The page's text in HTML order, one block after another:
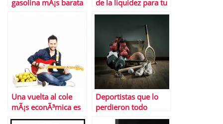
gasolina mÃ¡s barata
de la liquidez para tu
proyecto empresarial
Una vuelta al cole
mÃ¡s econÃ³mica es
posible
Deportistas que lo
perdieron todo